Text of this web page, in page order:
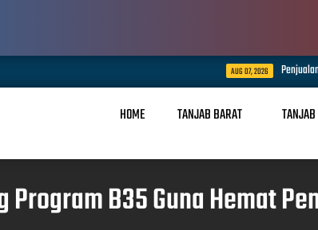
Penjualan Teh Kayu Aro Kemasan
HOME TANJAB BARAT
Program B35 Guna Hemat